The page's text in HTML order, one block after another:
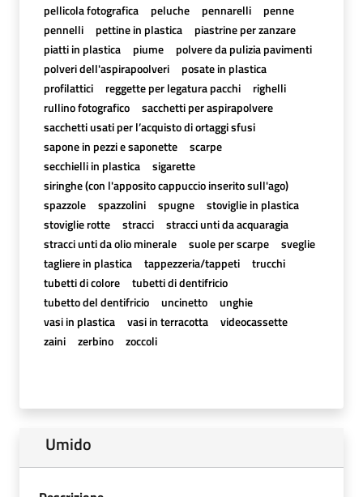
pellicola fotografica
peluche pennarelli
penne
pennelli
pettine in plastica
piastrine per zanzare
piatti in plastica
piume
polvere da pulizia pavimenti
polveri dell'aspirapoolveri
posate in plastica
profilattici
reggette per legatura pacchi
righelli
rullino fotografico
sacchetti per aspirapolvere
sacchetti usati per l’acquisto di ortaggi sfusi
sapone in pezzi e saponette
scarpe
secchielli in plastica
sigarette
siringhe (con l'apposito cappuccio inserito sull'ago)
spazzole
spazzolini spugne
stoviglie in plastica
stoviglie rotte
stracci
stracci unti da acquaragia
stracci unti da olio minerale
suole per scarpe
sveglie
tagliere in plastica
tappezzeria/tappeti
trucchi
tubetti di colore
tubetti di dentifricio
tubetto del dentifricio
uncinetto
unghie
vasi in plastica
vasi in terracotta
videocassette
zaini
zerbino zoccoli
Umido